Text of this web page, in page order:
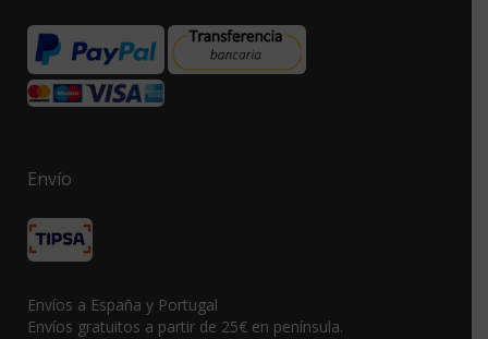
Envío
Envíos a España y Portugal
Envíos gratuitos a partir de 25€ en península.